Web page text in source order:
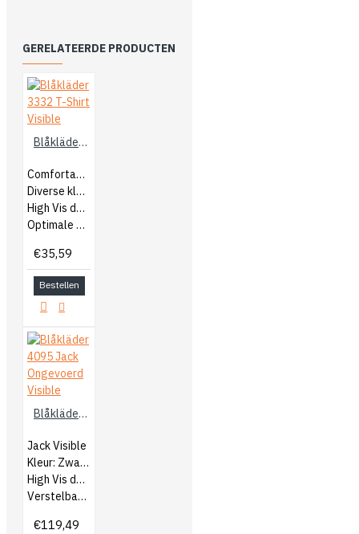
GERELATEERDE PRODUCTEN
Blåkläder 3332 T-Shirt Visible
Comfortabel T-Shirt
Diverse kleurcombinaties
High Vis details
Optimale bewegingsvrijheid
€35,59
Bestellen
Blåkläder 4095 Jack Ongevoerd Visible
Jack Visible
Kleur: Zwart/Geel
High Vis details
Verstelbare onderkant met knopen
€119,49